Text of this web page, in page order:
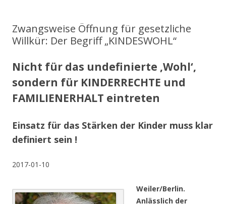
Zwangsweise Öffnung für gesetzliche
Willkür: Der Begriff „KINDESWOHL“
Nicht für das undefinierte ‚Wohl‘,
sondern für KINDERRECHTE und
FAMILIENERHALT eintreten
Einsatz für das Stärken der Kinder muss klar
definiert sein !
2017-01-10
Weiler/Berlin.
Anlässlich der